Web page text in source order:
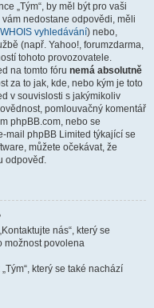
„Tým“, by měl být pro vaši
nedostane odpovědi, měli
WHOIS vyhledávání) nebo,
(např. Yahoo!, forumzdarma,
tohoto provozovatele.
na tomto fóru nemá absolutně
za to jak, kde, nebo kým je toto
v souvislosti s jakýmikoliv
pomlouvačný komentář
phpBB.com, nebo se
mail phpBB Limited týkající se
můžete očekávat, že
odpověď.
nás“, který se
možnost povolena
který se také nachází